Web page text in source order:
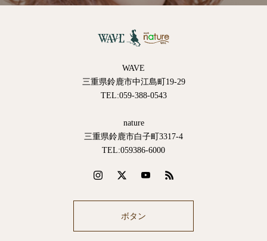
WAVE
三重県鈴鹿市中江島町19-29
TEL:059-388-0543
nature
三重県鈴鹿市白子町3317-4
TEL:059386-6000
ボタン